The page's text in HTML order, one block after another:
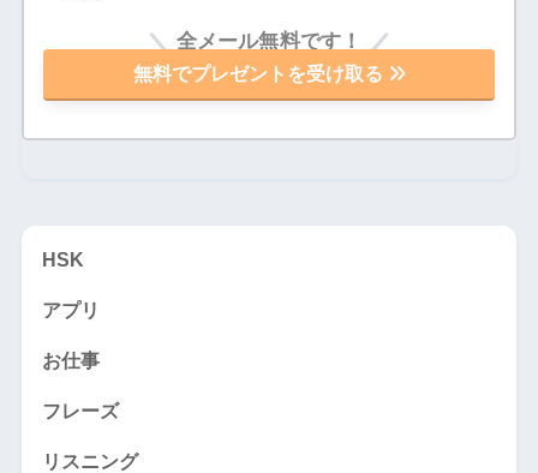
全メール無料です！
無料でプレゼントを受け取る
HSK
アプリ
お仕事
フレーズ
リスニング